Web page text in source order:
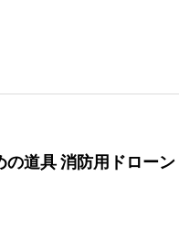
の道具 消防用ドローン